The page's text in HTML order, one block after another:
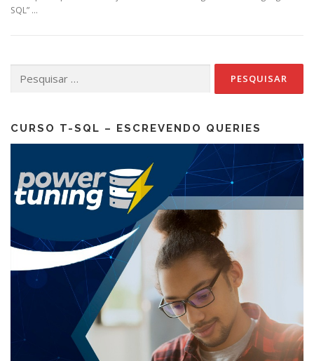
SQL” …
por:
CURSO T-SQL – ESCREVENDO QUERIES